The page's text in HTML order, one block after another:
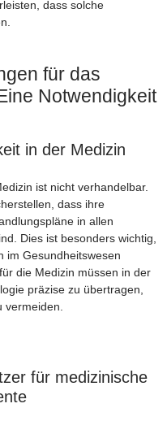
dass solche
für das
Notwendigkeit
in der Medizin
ist nicht verhandelbar.
dass ihre
in allen
Dies ist besonders wichtig,
im Gesundheitswesen
die Medizin müssen in der
präzise zu übertragen,
für medizinische